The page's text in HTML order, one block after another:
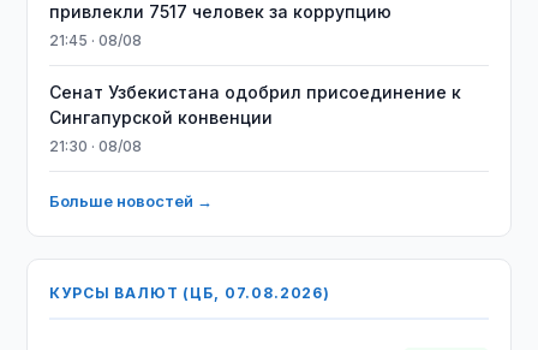
привлекли 7517 человек за коррупцию
21:45 · 08/08
Сенат Узбекистана одобрил присоединение к
Сингапурской конвенции
21:30 · 08/08
Больше новостей →
КУРСЫ ВАЛЮТ (ЦБ, 07.08.2026)